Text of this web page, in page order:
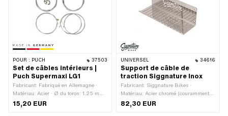
POUR : PUCH 37503
Set de câbles intérieurs |
Puch Supermaxi LG1
Fabricant: Fabriqué en Allemagne ·
Matériau: Acier · Ø du toron: 1.25 mm ·
Ø du toron: 1.5 mm · Ø du toron: 1.8
15,20 EUR
UNIVERSEL 34616
Support de câble de
traction Siggnature Inox
Fabricant: Siggnature Bikes ·
Matériau: Acier chromé (couramment
appelé Nirosta) · Couleur:
82,30 EUR